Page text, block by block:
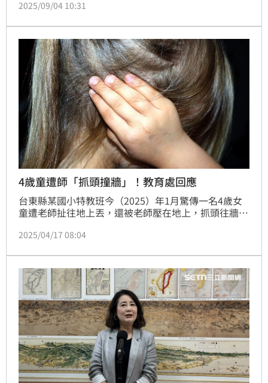
郭姓女友已「腫脹發黑」多日陳屍家中，牆壁上有一點
做筆錄，案件陷入膠著，今（4）日檢方解剖要釐清死
因。郭女妹妹到場，悲痛表示，若兇手真的是張男
&nbsp;希望他受到應有的懲罰。
2025/09/04 10:31
4歲童遭師「抓頭撞牆」！教育處回應
台東縣某國小特教班今（2025）年1月驚傳一名4歲女
童遭老師扯往地上丟，還被老師壓在地上，抓頭往牆壁
東縣教育處今（17）日回應，預計5月14日前認定最終
責。
2025/04/17 08:04